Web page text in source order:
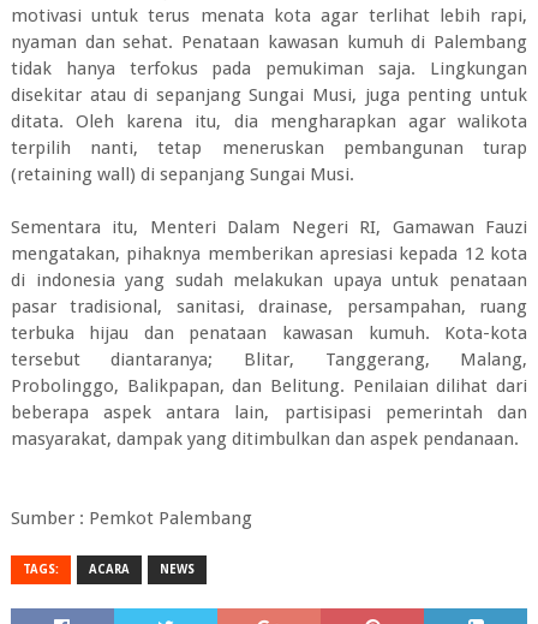
motivasi untuk terus menata kota agar terlihat lebih rapi,
nyaman dan sehat. Penataan kawasan kumuh di Palembang
tidak hanya terfokus pada pemukiman saja. Lingkungan
disekitar atau di sepanjang Sungai Musi, juga penting untuk
ditata. Oleh karena itu, dia mengharapkan agar walikota
terpilih nanti, tetap meneruskan pembangunan turap
(retaining wall) di sepanjang Sungai Musi.
Sementara itu, Menteri Dalam Negeri RI, Gamawan Fauzi
mengatakan, pihaknya memberikan apresiasi kepada 12 kota
di indonesia yang sudah melakukan upaya untuk penataan
pasar tradisional, sanitasi, drainase, persampahan, ruang
terbuka hijau dan penataan kawasan kumuh. Kota-kota
tersebut diantaranya; Blitar, Tanggerang, Malang,
Probolinggo, Balikpapan, dan Belitung. Penilaian dilihat dari
beberapa aspek antara lain, partisipasi pemerintah dan
masyarakat, dampak yang ditimbulkan dan aspek pendanaan.
Sumber : Pemkot Palembang
TAGS: ACARA NEWS